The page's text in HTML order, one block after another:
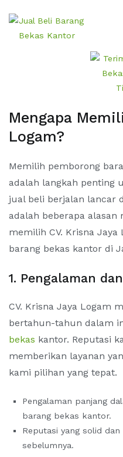
Mengapa
Logam?
Memilih pemborong
adalah langkah penting
jual beli berjalan lancar
adalah beberapa alasan
memilih CV. Krisna
barang bekas kantor di
1. Pengalaman
CV. Krisna Jaya Logam
bertahun-tahun dalam
bekas kantor. Reputasi
memberikan layanan
kami pilihan yang tepat.
Pengalaman panjang
barang bekas kantor.
Reputasi yang solid
sebelumnya.